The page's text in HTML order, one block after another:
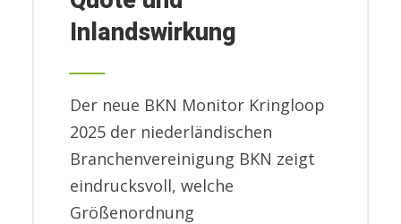
Inlandswirkung
Der neue BKN Monitor Kringloop
2025 der niederländischen
Branchenvereinigung BKN zeigt
eindrucksvoll, welche
Größenordnung